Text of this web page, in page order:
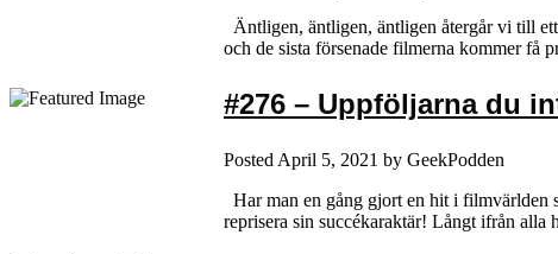
Äntligen, äntligen, äntligen återgår vi till
och de sista försenade filmerna kommer få
#276 – Uppföljarna du
Posted April 5, 2021 by GeekPodden
Har man en gång gjort en hit i filmvärlden
reprisera sin succékaraktär! Långt ifrån